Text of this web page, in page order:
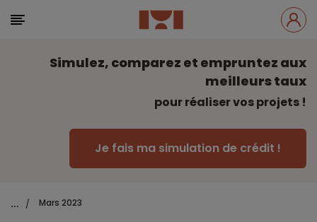
Simulez, comparez et empruntez aux
meilleurs taux
pour réaliser vos projets !
Je fais ma simulation de crédit !
... / Mars 2023